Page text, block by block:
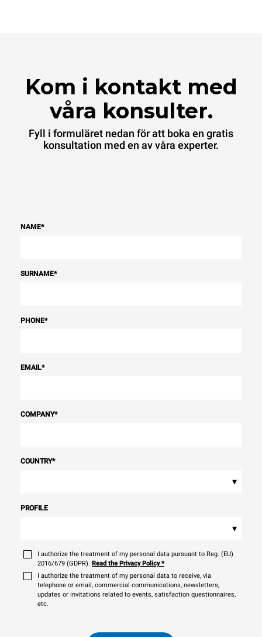
Kom i kontakt med
våra konsulter.
Fyll i formuläret nedan för att boka en gratis
konsultation med en av våra experter.
NAME*
SURNAME*
PHONE*
EMAIL*
COMPANY*
COUNTRY*
▾
PROFILE
▾
I authorize the treatment of my personal data pursuant to Reg. (EU)
2016/679 (GDPR). Read the Privacy Policy*
I authorize the treatment of my personal data to receive, via
telephone or email, commercial communications, newsletters,
updates or invitations related to events, satisfaction questionnaires,
etc.